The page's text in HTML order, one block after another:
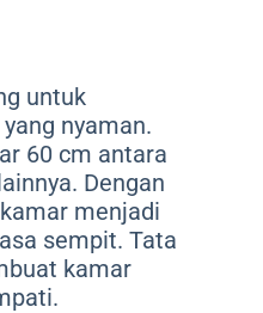
untuk
nyaman.
60 cm antara
Dengan
menjadi
sempit. Tata
kamar